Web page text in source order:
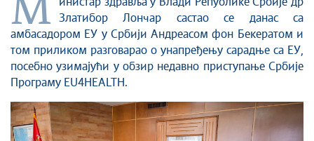
М
Златибор Лончар састао се данас са
амбасадором ЕУ у Србији Андреасом фон Бекератом и
том приликом разговарао о унапређењу сарадње са ЕУ,
посебно узимајући у обзир недавно приступање Србије
Програму EU4HEALTH.